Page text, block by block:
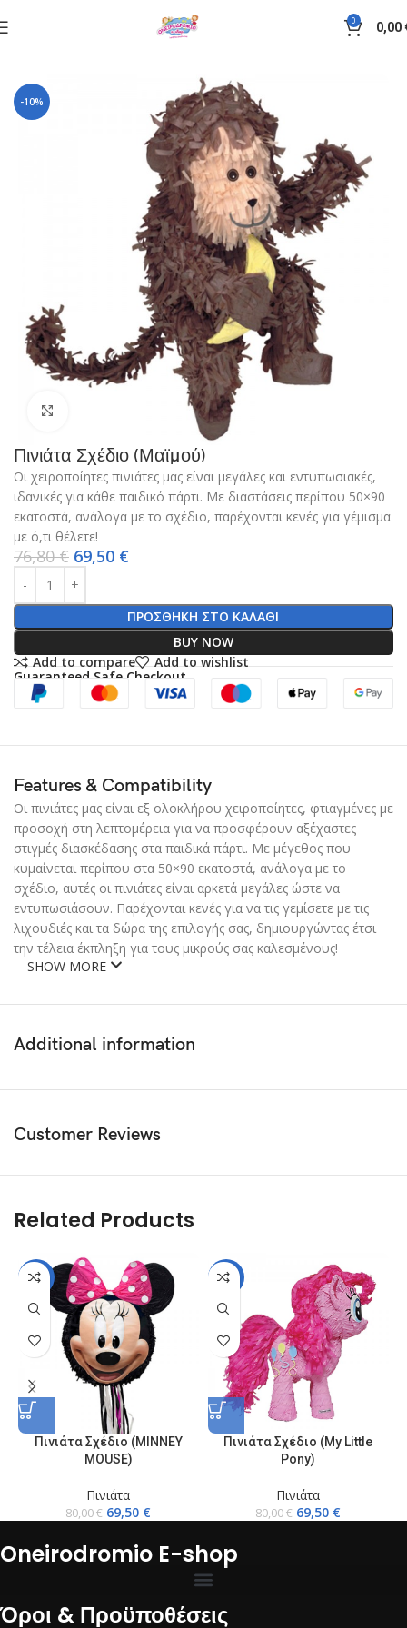
0 0,00
-10%
Πινιάτα Σχέδιο (Μαϊμού)
Οι χειροποίητες πινιάτες μας είναι μεγάλες και εντυπωσιακές,
ιδανικές για κάθε παιδικό πάρτι. Με διαστάσεις περίπου 50×90
εκατοστά, ανάλογα με το σχέδιο, παρέχονται κενές για γέμισμα
με ό,τι θέλετε!
76,80€ 69,50 €
ΠΡΟΣΘΉΚΗ ΣΤΟ ΚΑΛΆΘΙ
BUY NOW
Add to compare
Add to wishlist
Guaranteed Safe Checkout
Features & Compatibility
Οι πινιάτες μας είναι εξ ολοκλήρου χειροποίητες, φτιαγμένες με
προσοχή στη λεπτομέρεια για να προσφέρουν αξέχαστες
στιγμές διασκέδασης στα παιδικά πάρτι. Με μέγεθος που
κυμαίνεται περίπου στα 50×90 εκατοστά, ανάλογα με το
σχέδιο, αυτές οι πινιάτες είναι αρκετά μεγάλες ώστε να
εντυπωσιάσουν. Παρέχονται κενές για να τις γεμίσετε με τις
λιχουδιές και τα δώρα της επιλογής σας, δημιουργώντας έτσι
την τέλεια έκπληξη για τους μικρούς σας καλεσμένους!
SHOW MORE
Additional information
Customer Reviews
Related Products
-13%
Πινιάτα Σχέδιο (MINNEY
MOUSE)
Πινιάτα
80,00€ 69,50 €
-13%
Πινιάτα Σχέδιο (My Little
Pony)
Πινιάτα
80,00€ 69,50 €
Oneirodromio E-shop
Όροι & Προϋποθέσεις